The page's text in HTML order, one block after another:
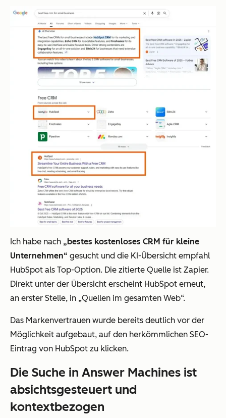
Ich habe nach „bestes kostenloses CRM für kleine
Unternehmen“ gesucht und die KI-Übersicht empfahl
HubSpot als Top-Option. Die zitierte Quelle ist Zapier.
Direkt unter der Übersicht erscheint HubSpot erneut,
an erster Stelle, in „Quellen im gesamten Web“.
Das Markenvertrauen wurde bereits deutlich vor der
Möglichkeit aufgebaut, auf den herkömmlichen SEO-
Eintrag von HubSpot zu klicken.
Die Suche in Answer Machines ist
absichtsgesteuert und
kontextbezogen